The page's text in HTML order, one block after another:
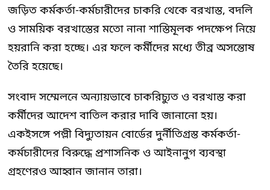
জড়িত কর্মকর্তা-কর্মচারীদের চাকরি থেকে বরখাস্ত, বদলি
ও সাময়িক বরখাস্তের মতো নানা শাস্তিমূলক পদক্ষেপ নিয়ে
হয়রানি করা হচ্ছে। এর ফলে কর্মীদের মধ্যে তীব্র অসন্তোষ
তৈরি হয়েছে।
সংবাদ সম্মেলনে অন্যায়ভাবে চাকরিচ্যুত ও বরখাস্ত করা
কর্মীদের আদেশ বাতিল করার দাবি জানানো হয়।
একইসঙ্গে পল্লী বিদ্যুতায়ন বোর্ডের দুর্নীতিগ্রস্ত কর্মকর্তা-
কর্মচারীদের বিরুদ্ধে প্রশাসনিক ও আইনানুগ ব্যবস্থা
গ্রহণেরও আহ্বান জানান তারা।